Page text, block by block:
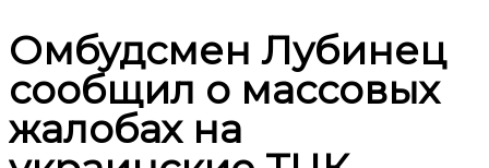
Омбудсмен Лубинец
сообщил о массовых
жалобах на